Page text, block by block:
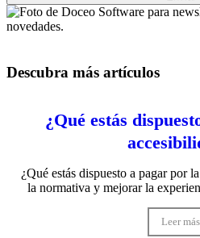
Descubra más artículos
¿Qué estás
¿Qué estás dispuesto a pagar por
la normativa y mejorar la
Leer más